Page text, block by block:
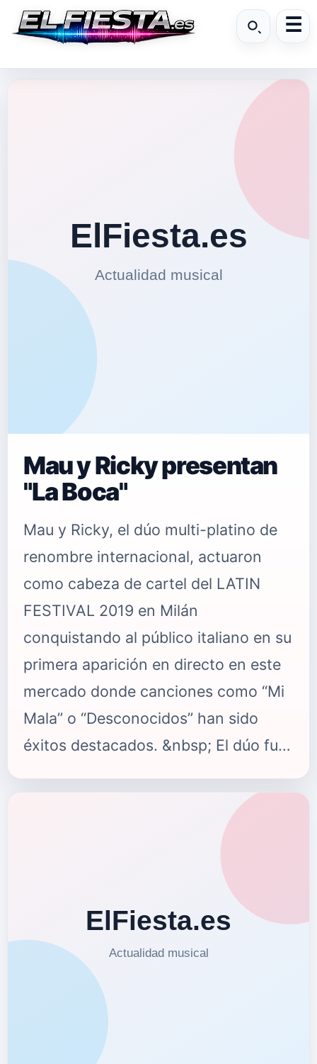
Mau y Ricky presentan
"La Boca"
Mau y Ricky, el dúo multi-platino de
renombre internacional, actuaron
como cabeza de cartel del LATIN
FESTIVAL 2019 en Milán
conquistando al público italiano en su
primera aparición en directo en este
mercado donde canciones como “Mi
Mala” o “Desconocidos” han sido
éxitos destacados. &nbsp; El dúo fue
&nbsp;y lanzó recientemente
artística como dúo desde sus inicios
hasta el momento actual. Mau y
Ricky son el primer artista de Sony
Music Latin elegido para ésta
espectacular campaña que incluye
una espectacular exposición en
Estados Unidos con Billboards …